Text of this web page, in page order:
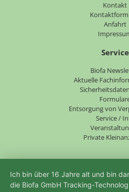
Kontakt
Anfahrt
Service
Biofa
Aktuelle
Entsorgung von
Service /
Private
Ich bin über 16 Jahre alt und bin
die Biofa GmbH Tracking-